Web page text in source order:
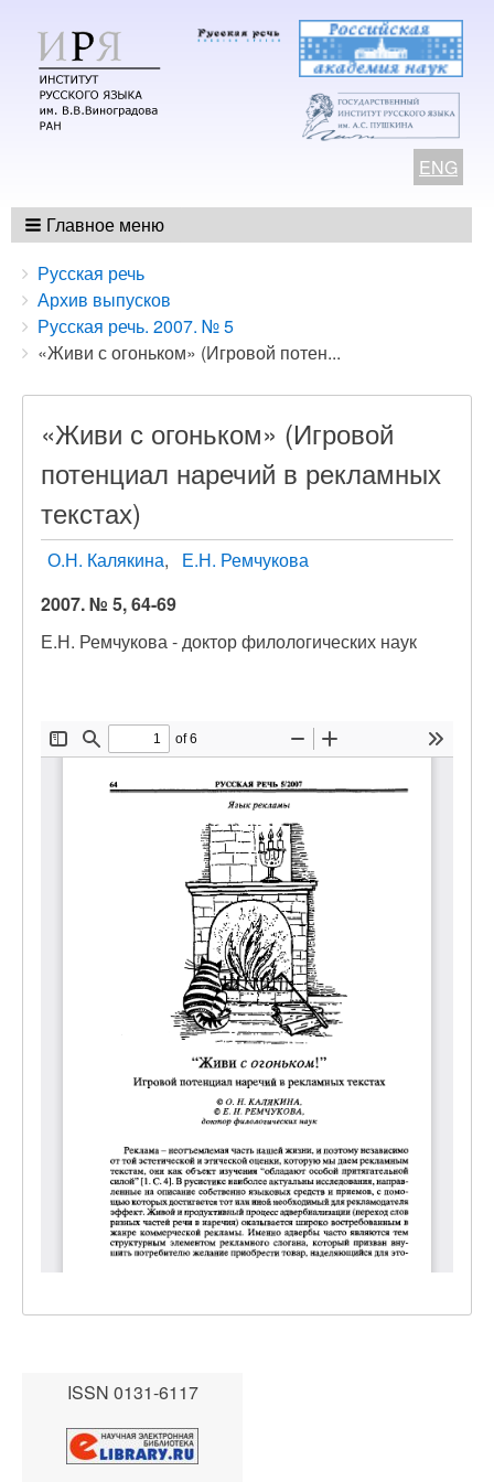
ENG
Главное меню
Breadcrumbs
You
are
here:
Русская речь
Архив выпусков
Русская речь. 2007. № 5
«Живи с огоньком» (Игровой потен...
«Живи с огоньком» (Игровой
потенциал наречий в рекламных
текстах)
О.Н. Калякина
Е.Н. Ремчукова
2007. № 5, 64-69
Е.Н. Ремчукова - доктор филологических наук
ISSN 0131-6117